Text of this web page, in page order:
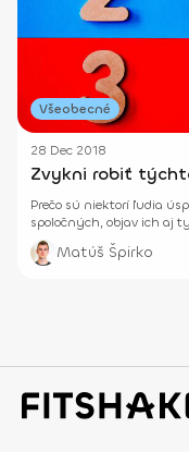
Všeobecné
28 Dec 2018
Zvykni robiť
Prečo sú niektorí ľudia
spoločných, objav ich aj
Matúš Špirko